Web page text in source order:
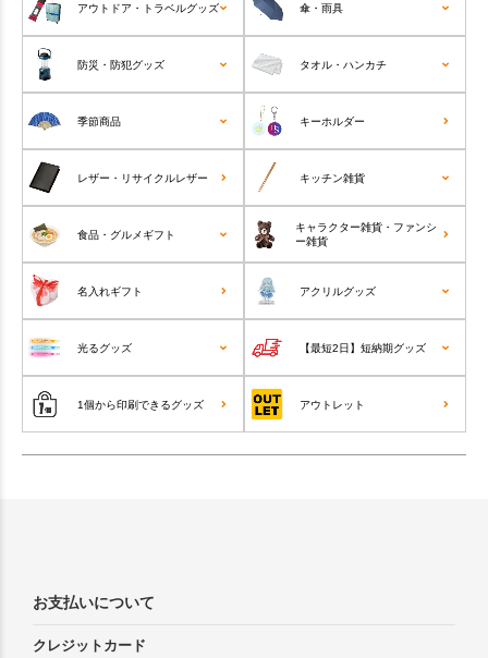
アウトドア・トラベルグッズ 傘・雨具
防災・防犯グッズ タオル・ハンカチ
季節商品 キーホルダー
レザー・リサイクルレザー キッチン雑貨
食品・グルメギフト
キャラクター雑貨・ファンシ
ー雑貨
名入れギフト アクリルグッズ
光るグッズ 【最短2日】短納期グッズ
1個から印刷できるグッズ アウトレット
お支払いについて
クレジットカード